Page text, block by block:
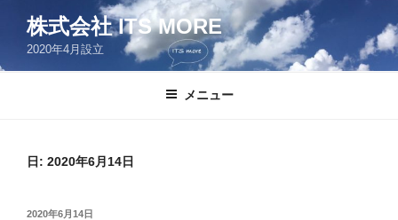
ン
株式会社 ITS MORE
2020年4月設立
メニュー
日: 2020年6月14日
投
2020年6月14日